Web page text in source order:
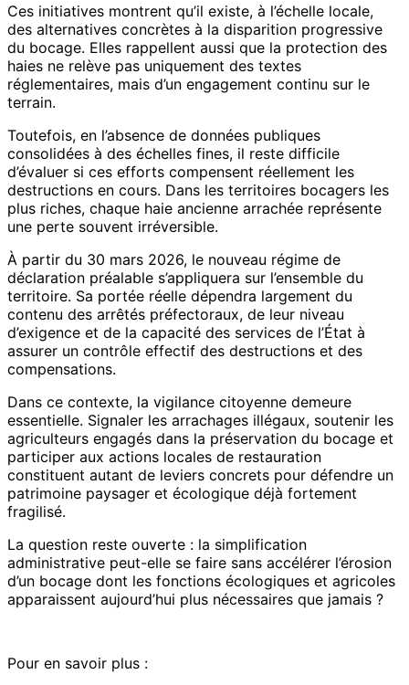
Ces initiatives montrent qu’il existe, à l’échelle locale,
des alternatives concrètes à la disparition progressive
du bocage. Elles rappellent aussi que la protection des
haies ne relève pas uniquement des textes
réglementaires, mais d’un engagement continu sur le
terrain.
Toutefois, en l’absence de données publiques
consolidées à des échelles fines, il reste difficile
d’évaluer si ces efforts compensent réellement les
destructions en cours. Dans les territoires bocagers les
plus riches, chaque haie ancienne arrachée représente
une perte souvent irréversible.
À partir du 30 mars 2026, le nouveau régime de
déclaration préalable s’appliquera sur l’ensemble du
territoire. Sa portée réelle dépendra largement du
contenu des arrêtés préfectoraux, de leur niveau
d’exigence et de la capacité des services de l’État à
assurer un contrôle effectif des destructions et des
compensations.
Dans ce contexte, la vigilance citoyenne demeure
essentielle. Signaler les arrachages illégaux, soutenir les
agriculteurs engagés dans la préservation du bocage et
participer aux actions locales de restauration
constituent autant de leviers concrets pour défendre un
patrimoine paysager et écologique déjà fortement
fragilisé.
La question reste ouverte : la simplification
administrative peut-elle se faire sans accélérer l’érosion
d’un bocage dont les fonctions écologiques et agricoles
apparaissent aujourd’hui plus nécessaires que jamais ?
Pour en savoir plus :